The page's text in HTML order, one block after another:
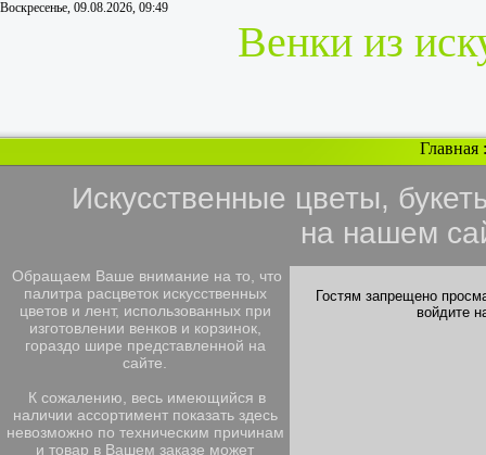
Воскресенье, 09.08.2026, 09:49
Венки из
Главная
Искусственные цветы,
на нашем
Обращаем Ваше внимание на то, что
палитра расцветок искусственных
цветов и лент, использованных при
изготовлении венков и корзинок,
гораздо шире представленной на
сайте.
К сожалению, весь имеющийся в
наличии ассортимент показать здесь
невозможно по техническим причинам
и товар в Вашем заказе может
Гостям запрещено
войдите